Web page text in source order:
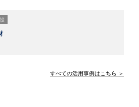
すべての活用事例はこちら ＞